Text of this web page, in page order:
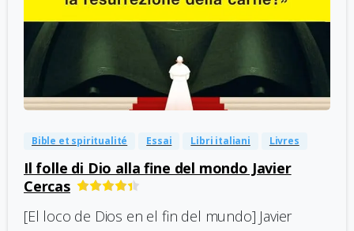
0
Bible et spiritualité Essai Libri italiani Livres
Il folle di Dio alla fine del mondo Javier
Cercas
[El loco de Dios en el fin del mundo] Javier